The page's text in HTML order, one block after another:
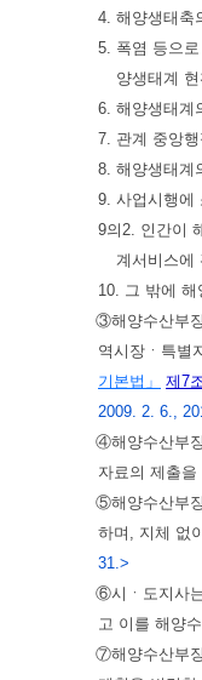
4. 해양생태축
5. 폭염 등으
양생태계
6. 해양생태계
7. 관계 중앙
8. 해양생태계
9. 사업시행에
9의2. 인간이
계서비스에
10. 그 밖에
③해양수산부
역시장ㆍ특별
기본법」
제7
2009. 2. 6.,
④해양수산부
자료의 제출
⑤해양수산부
하며, 지체 없
31.>
⑥시ㆍ도지사
고 이를 해양
⑦해양수산부